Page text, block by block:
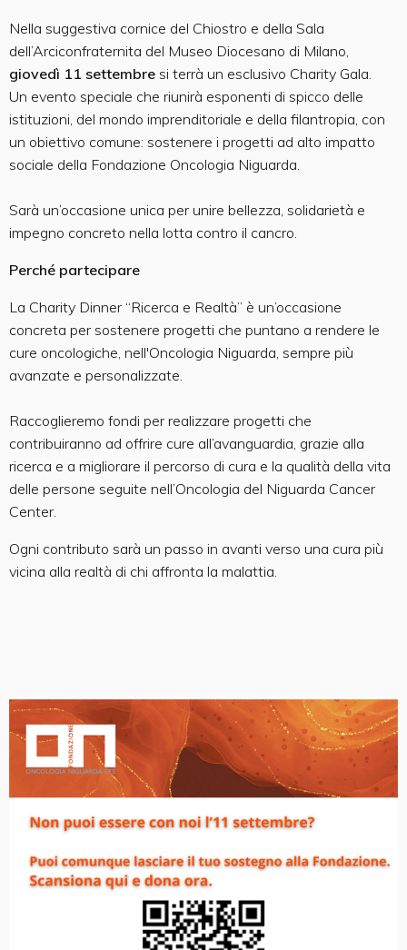
Nella suggestiva cornice del Chiostro e della Sala
dell’Arciconfraternita del Museo Diocesano di Milano,
giovedì 11 settembre si terrà un esclusivo Charity Gala.
Un evento speciale che riunirà esponenti di spicco delle
istituzioni, del mondo imprenditoriale e della filantropia, con
un obiettivo comune: sostenere i progetti ad alto impatto
sociale della Fondazione Oncologia Niguarda.
Sarà un’occasione unica per unire bellezza, solidarietà e
impegno concreto nella lotta contro il cancro.
Perché partecipare
La Charity Dinner “Ricerca e Realtà” è un’occasione
concreta per sostenere progetti che puntano a rendere le
cure oncologiche, nell'Oncologia Niguarda, sempre più
avanzate e personalizzate.
Raccoglieremo fondi per realizzare progetti che
contribuiranno ad offrire cure all’avanguardia, grazie alla
ricerca e a migliorare il percorso di cura e la qualità della vita
delle persone seguite nell’Oncologia del Niguarda Cancer
Center.
Ogni contributo sarà un passo in avanti verso una cura più
vicina alla realtà di chi affronta la malattia.